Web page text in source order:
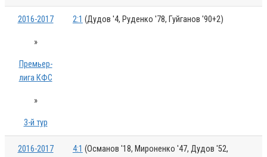
2016-2017
»
Премьер-
лига КФС
»
3-й тур
2:1 (Дудов '4, Руденко '78, Гуйганов '90+2)
2016-2017 4:1 (Османов '18, Мироненко '47, Дудов '52,